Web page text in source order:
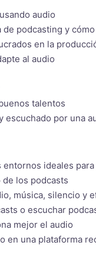
audio
podcasting y
en la
al audio
talentos
por una
ideales
los podcasts
música, silencio y
o escuchar
mejor el audio
en una plataforma